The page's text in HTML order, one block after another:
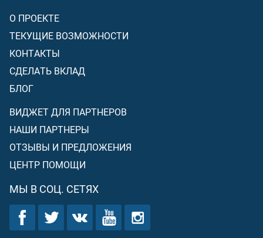
О ПРОЕКТЕ
ТЕКУЩИЕ ВОЗМОЖНОСТИ
КОНТАКТЫ
СДЕЛАТЬ ВКЛАД
БЛОГ
ВИДЖЕТ ДЛЯ ПАРТНЕРОВ
НАШИ ПАРТНЕРЫ
ОТЗЫВЫ И ПРЕДЛОЖЕНИЯ
ЦЕНТР ПОМОЩИ
МЫ В СОЦ. СЕТЯХ